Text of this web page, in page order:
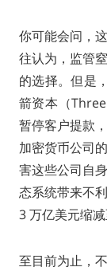
你可能会问，
往认为，监管
的选择。但是
箭资本（
暂停客户提款
加密货币公司
害这些公司自
态系统带来不
3 万亿美元缩减
至目前为止，